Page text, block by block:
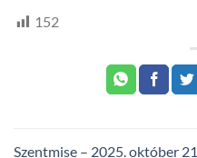
152
Szentmise – 2025. október 21.